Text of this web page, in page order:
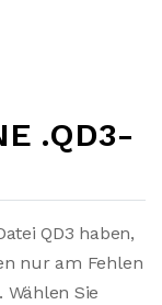
.QD3-
QD3 haben,
nur am Fehlen
Sie